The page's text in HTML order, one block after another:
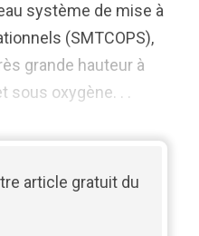
système de mise à
(SMTCOPS),
grande hauteur à
sous oxygène. . .
article gratuit du